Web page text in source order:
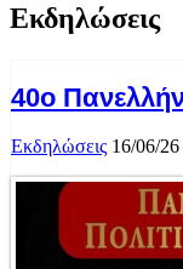
Εκδηλώσεις
40ο
Εκδηλώσεις 16/06/26